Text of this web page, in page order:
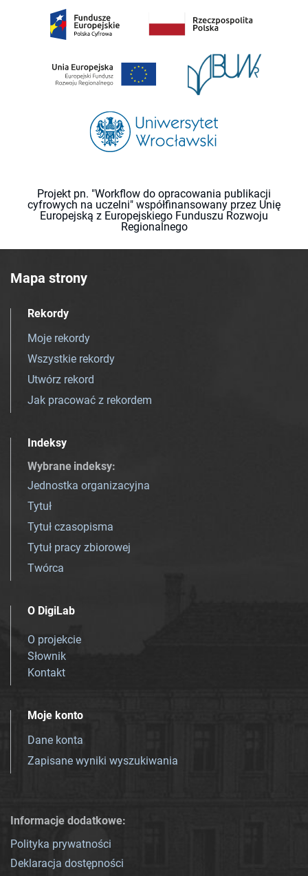
Projekt pn. "Workflow do opracowania publikacji
cyfrowych na uczelni" współfinansowany przez Unię
Europejską z Europejskiego Funduszu Rozwoju
Regionalnego
Mapa strony
Rekordy
Moje rekordy
Wszystkie rekordy
Utwórz rekord
Jak pracować z rekordem
Indeksy
Wybrane indeksy:
Jednostka organizacyjna
Tytuł
Tytuł czasopisma
Tytuł pracy zbiorowej
Twórca
O DigiLab
O projekcie
Słownik
Kontakt
Moje konto
Dane konta
Zapisane wyniki wyszukiwania
Informacje dodatkowe:
Polityka prywatności
Deklaracja dostępności